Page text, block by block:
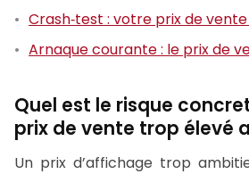
Crash‑test : votre prix de vente
Arnaque courante : le prix de
Quel est le risque
prix de vente trop élevé
Un prix d’affichage trop